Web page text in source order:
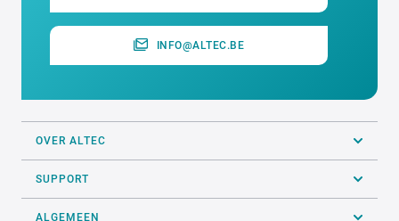
INFO@ALTEC.BE
OVER ALTEC
SUPPORT
ALGEMEEN